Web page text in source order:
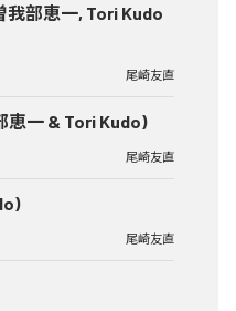
部恵一, Tori Kudo
尾崎友直
恵一 & Tori Kudo)
尾崎友直
尾崎友直